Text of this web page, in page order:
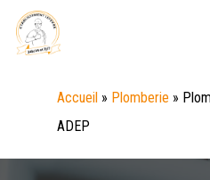
Skip
Accueil » Plomberie »
ADEP